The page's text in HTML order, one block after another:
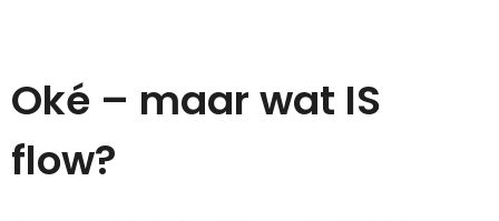
Oké – maar wat IS
flow?